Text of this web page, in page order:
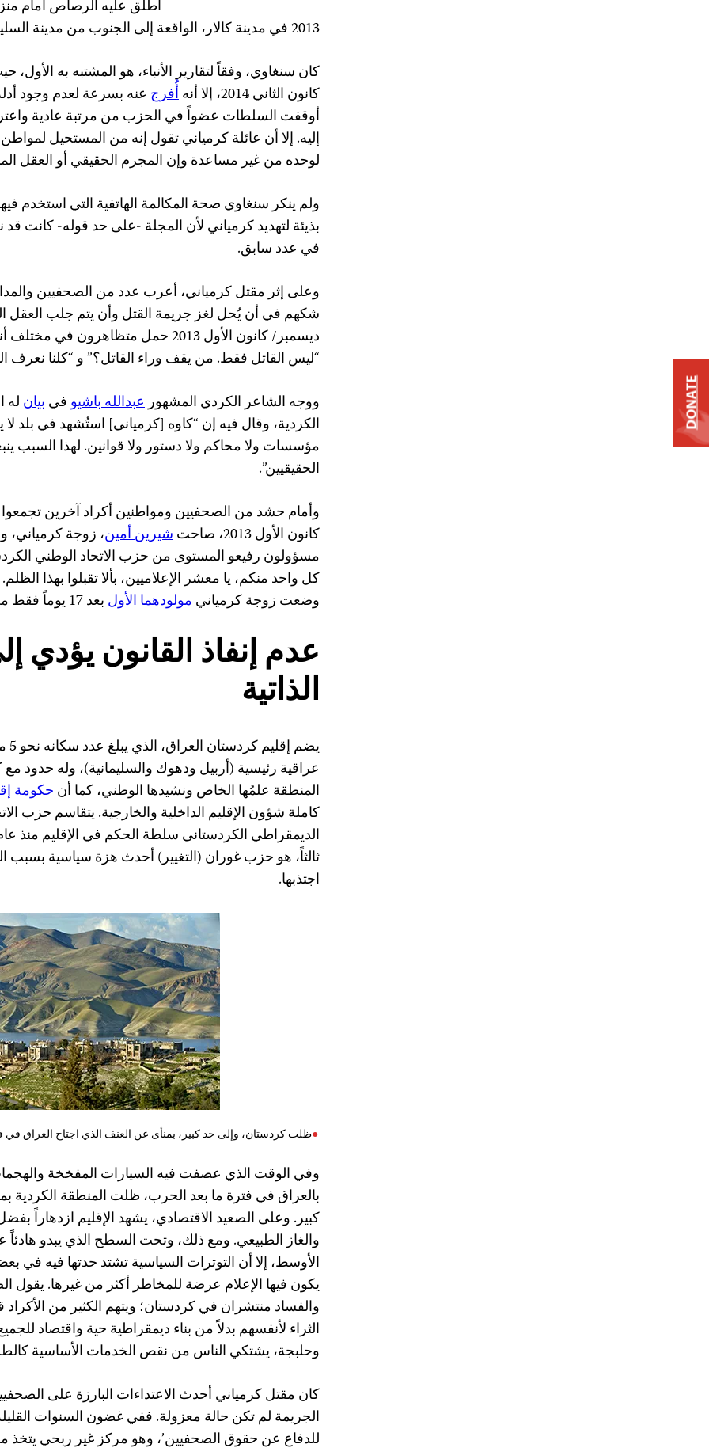
2013 في مدينة كالار، الواقعة إلى الجنوب من مدينة السليمانية.
كان سنغاوي، وفقاً لتقارير الأنباء، هو المشتبه به الأول،
كانون الثاني 2014، إلا أنه
أُفرج عنه بسرعة لعدم وجود
أوقفت السلطات عضواً في الحزب من مرتبة عادية
إليه. إلا أن عائلة كرمياني تقول إنه من المستحيل
لوحده من غير مساعدة وإن المجرم الحقيقي أو العقل
ولم ينكر سنغاوي صحة المكالمة الهاتفية التي استخدم
بذيئة لتهديد كرمياني لأن المجلة -على حد قوله-
في عدد سابق.
وعلى إثر مقتل كرمياني، أعرب عدد من الصحفيين
ديسمبر/ كانون الأول 2013 حمل
“ليس القاتل فقط. من يقف وراء القاتل؟” و “كلنا نعرف
ووجه الشاعر الكردي المشهورعبدالله باشيوفي بيان له
الكردية، وقال فيه إن “كاوه [كرمياني] استُشهد في بلد
مؤسسات ولا محاكم ولا دستور ولا قوانين. لهذا السبب
الحقيقيين”.
وأمام حشد من الصحفيين ومواطنين أكراد آخرين
كانون الأول 2013، صاحت
شيرين أمين، زوجة
مسؤولون رفيعو المستوى من حزب الاتحاد الوطني
كل واحد منكم، يا معشر الإعلاميين، بألا تقبلوا بهذا
وضعت زوجة كرميانيمولودهما الأول بعد 17 يوماً فقط من مقتله.
عدم إنفاذ القانون يؤدي
الذاتية
عراقية رئيسية (أربيل ودهوك والسليمانية)، وله حدود
المنطقة علمُها الخاص ونشيدها الوطني، كما أنحكومة
كاملة شؤون الإقليم الداخلية والخارجية. يتقاسم حزب
ثالثاً، هو حزب غوران (التغيير) أحدث هزة سياسية بسبب
اجتذبها.
ظلت كردستان، وإلى حد كبير، بمنأى عن العنف الذي اجتاح العراق في
وفي الوقت الذي عصفت فيه السيارات المفخخة
بالعراق في فترة ما بعد الحرب، ظلت المنطقة الكردية
كبير. وعلى الصعيد الاقتصادي، يشهد الإقليم ازدهاراً
والغاز الطبيعي. ومع ذلك، وتحت السطح الذي يبدو هادئاً
الأوسط، إلا أن التوترات السياسية تشتد حدتها فيه في
يكون فيها الإعلام عرضة للمخاطر أكثر من غيرها. يقول
والفساد منتشران في كردستان؛ ويتهم الكثير من الأكراد
الثراء لأنفسهم بدلاً من بناء ديمقراطية حية واقتصاد
وحلبجة، يشتكي الناس من نقص الخدمات الأساسية
كان مقتل كرمياني أحدث الاعتداءات البارزة على
الجريمة لم تكن حالة معزولة. ففي غضون السنوات
للدفاع عن حقوق الصحفيين’، وهو مركز غير ربحي يتخذ
DONATE